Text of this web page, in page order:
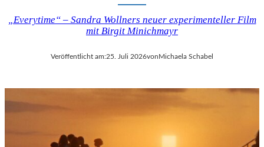
„Everytime“ – Sandra Wollners neuer experimenteller Film
mit Birgit Minichmayr
Veröffentlicht am:25. Juli 2026vonMichaela Schabel